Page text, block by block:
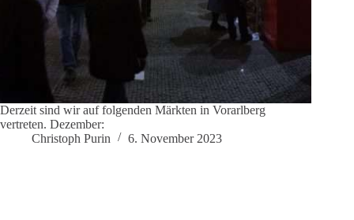
Derzeit sind wir auf folgenden Märkten in Vorarlberg
vertreten. Dezember:
Christoph Purin
6. November 2023